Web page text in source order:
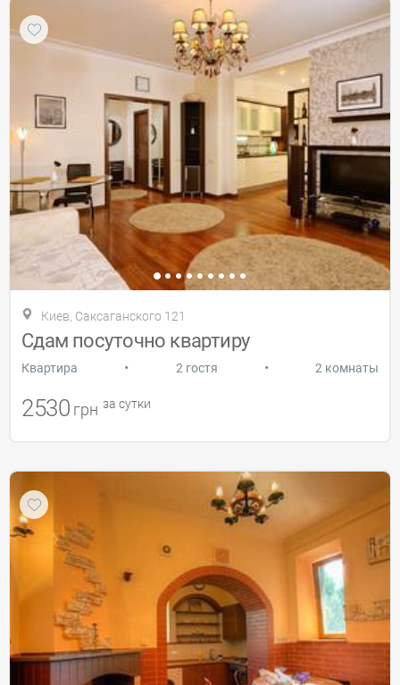
Киев, Саксаганского 121
Сдам посуточно квартиру
Квартира • 2 гостя • 2 комнаты
2530 грн за сутки